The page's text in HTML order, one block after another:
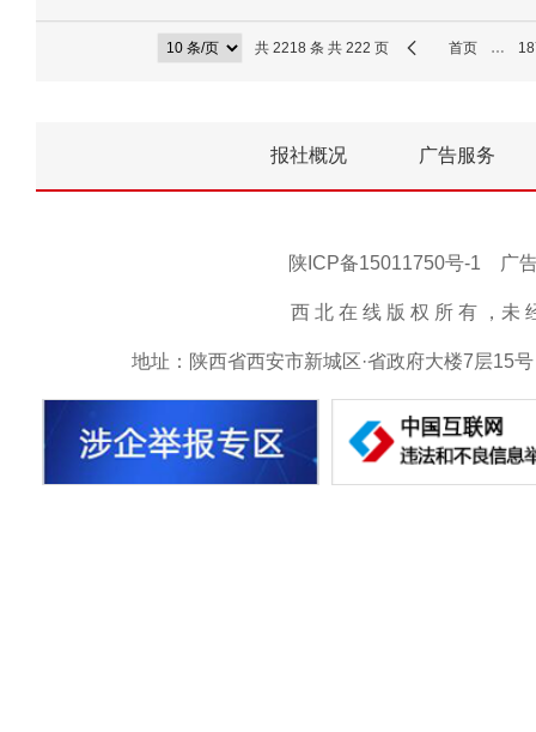
共 2218 条 共 222 页 首页 …
报社概况 广告服务
陕ICP备15011750号-1 广
西 北 在 线 版 权 所 有 ，未
地址：陕西省西安市新城区·省政府大楼7层